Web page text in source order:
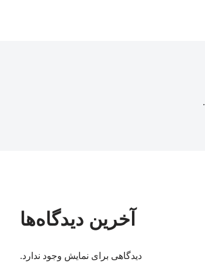
.
آخرین دیدگاه‌ها
دیدگاهی برای نمایش وجود ندارد.